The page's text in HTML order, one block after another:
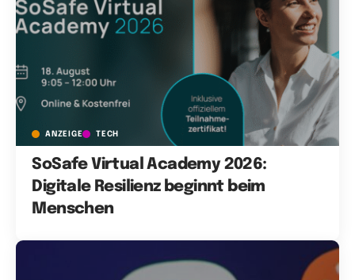
ANZEIGE TECH
SoSafe Virtual Academy 2026:
Digitale Resilienz beginnt beim
Menschen